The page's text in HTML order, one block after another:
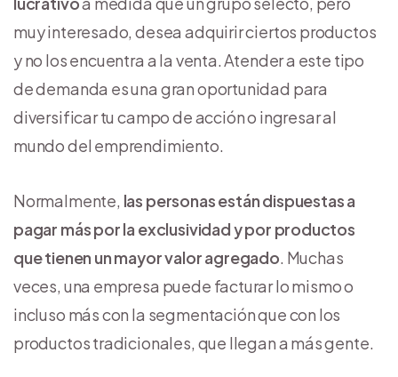
muy interesado, desea adquirir ciertos productos
y no los encuentra a la venta. Atender a este tipo
de demanda es una gran oportunidad para
diversificar tu campo de acción o ingresar al
mundo del emprendimiento.
Normalmente, las personas están dispuestas a
pagar más por la exclusividad y por productos
que tienen un mayor valor agregado. Muchas
veces, una empresa puede facturar lo mismo o
incluso más con la segmentación que con los
productos tradicionales, que llegan a más gente.